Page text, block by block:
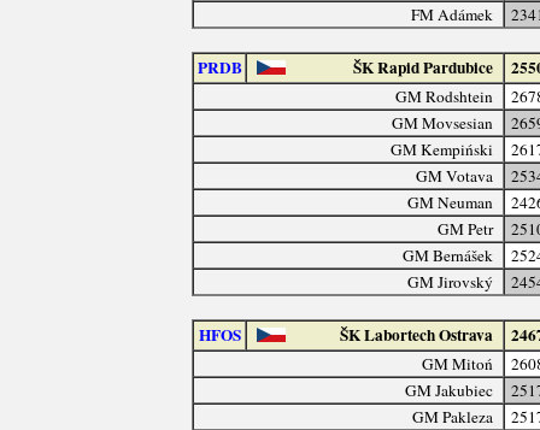
FM Adámek
PRDB ŠK Rapid Pardubice
GM Rodshtein
GM Movsesian
GM Kempiński
GM Votava
GM Neuman
GM Petr
GM Bernášek
GM Jirovský
HFOS ŠK Labortech Ostrava
GM Mitoń
GM Jakubiec
GM Pakleza